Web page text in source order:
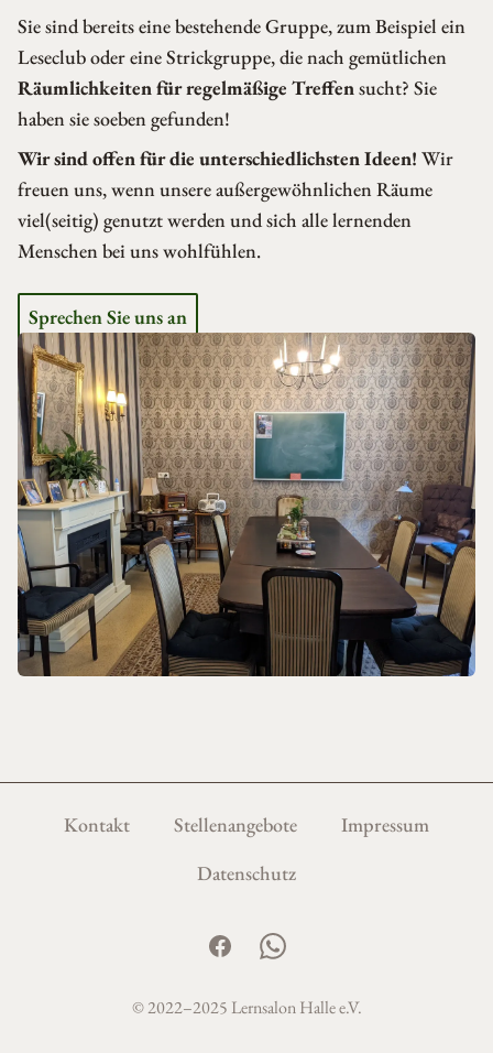
Sie sind bereits eine bestehende Gruppe, zum Beispiel ein
Leseclub oder eine Strickgruppe, die nach gemütlichen
Räumlichkeiten für regelmäßige Treffensucht? Sie
haben sie soeben gefunden!
Wir sind offen für die unterschiedlichsten Ideen! Wir
freuen uns, wenn unsere außergewöhnlichen Räume
viel(seitig) genutzt werden und sich alle lernenden
Menschen bei uns wohlfühlen.
Sprechen Sie uns an
Kontakt Stellenangebote
Impressum
Datenschutz
FacebookWhatsApp
© 2022–2025 Lernsalon Halle e.V.